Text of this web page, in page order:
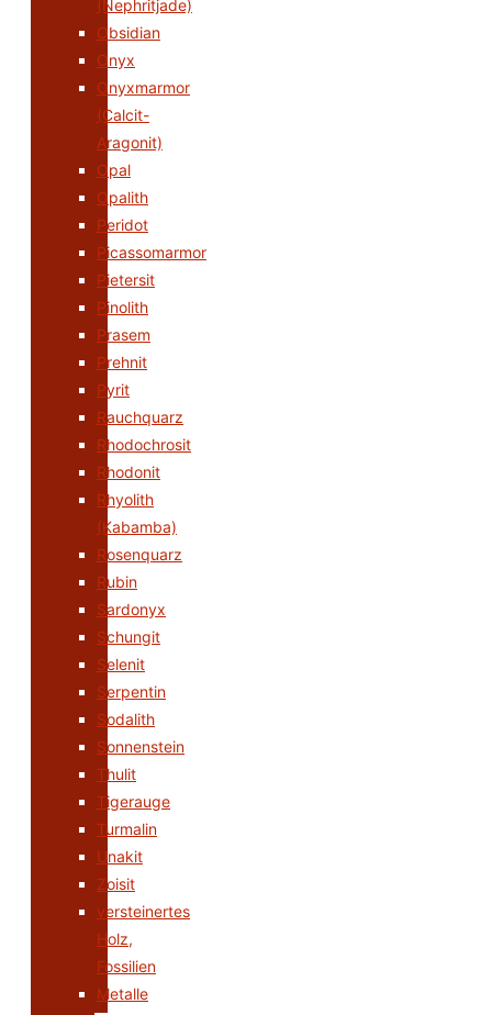
(Nephritjade)
Obsidian
Onyx
Onyxmarmor
(Calcit-
Aragonit)
Opal
Opalith
Peridot
Picassomarmor
Pietersit
Pinolith
Prasem
Prehnit
Pyrit
Rauchquarz
Rhodochrosit
Rhodonit
Rhyolith
(Kabamba)
Rosenquarz
Rubin
Sardonyx
Schungit
Selenit
Serpentin
Sodalith
Sonnenstein
Thulit
Tigerauge
Turmalin
Unakit
Zoisit
versteinertes
Holz,
Fossilien
Metalle